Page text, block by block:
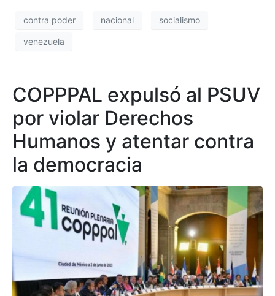
contra poder nacional socialismo
venezuela
COPPPAL expulsó al PSUV
por violar Derechos
Humanos y atentar contra
la democracia